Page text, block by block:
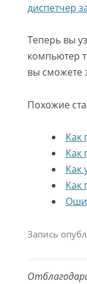
диспетчер
Теперь вы
компьютер
вы сможете
Похожие
Как
Как
Как
Как
Запись